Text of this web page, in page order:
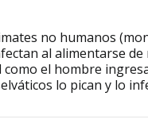
no humanos
al alimentarse
el hombre
lo pican y lo